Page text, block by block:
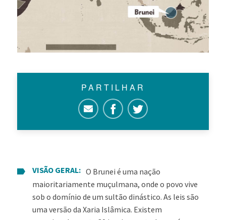
PARTILHAR
VISÃO GERAL: O Brunei é uma nação
maioritariamente muçulmana, onde o povo vive
sob o domínio de um sultão dinástico. As leis são
uma versão da Xaria Islâmica. Existem